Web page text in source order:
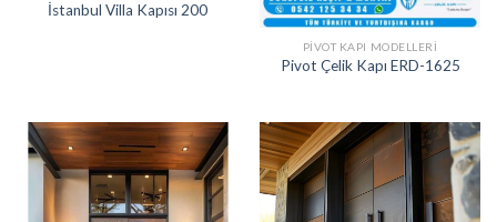
İstanbul Villa Kapısı 200
PIVOT KAPI MODELLERI
Pivot Çelik Kapı ERD-1625